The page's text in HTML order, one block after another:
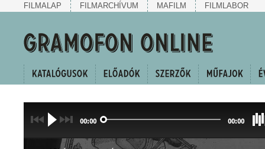
FILMALAP FILMARCHÍVUM MAFILM FILMLABOR
00:00 00:00